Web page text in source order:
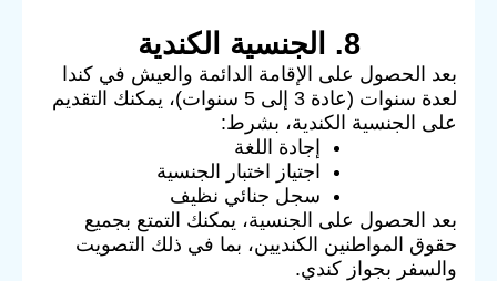
8. الجنسية الكندية
بعد الحصول على الإقامة الدائمة والعيش في كندا
لعدة سنوات (عادة 3 إلى 5 سنوات)، يمكنك التقديم
على الجنسية الكندية، بشرط:
إجادة اللغة
اجتياز اختبار الجنسية
سجل جنائي نظيف
بعد الحصول على الجنسية، يمكنك التمتع بجميع
حقوق المواطنين الكنديين، بما في ذلك التصويت
والسفر بجواز كندي.